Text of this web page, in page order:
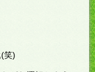
笑)